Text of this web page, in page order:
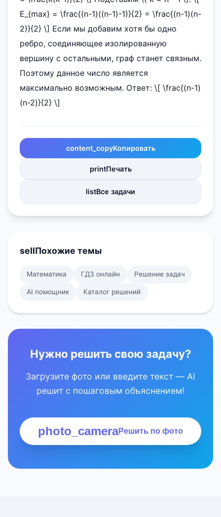
E_{max} = \frac{(n-1)((n-1)-1)}{2} = \frac{(n-1)(n-
2)}{2} \] Если мы добавим хотя бы одно
ребро, соединяющее изолированную
вершину с остальными, граф станет связным.
Поэтому данное число является
максимально возможным. Ответ: \[ \frac{(n-1)
(n-2)}{2} \]
content_copyКопировать
printПечать
listВсе задачи
sellПохожие темы
Математика ГДЗ онлайн Решение задач
AI помощник Каталог решений
Нужно решить свою задачу?
Загрузите фото или введите текст — AI
решит с пошаговым объяснением!
photo_cameraРешить по фото